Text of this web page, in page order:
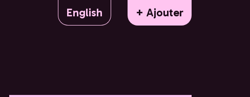
English
+ Ajouter